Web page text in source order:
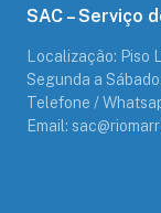
SAC – Serviço
Localização: Piso
Segunda a
Telefone /
Email: